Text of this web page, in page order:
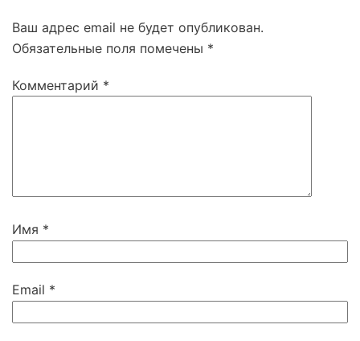
Ваш адрес email не будет опубликован.
Обязательные поля помечены *
Комментарий *
Имя *
Email *